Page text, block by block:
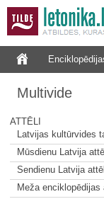
Multivide
ATTĒLI
Latvijas kultūrvides
Mūsdienu Latvija
Sendienu Latvija
Meža enciklopēdijas